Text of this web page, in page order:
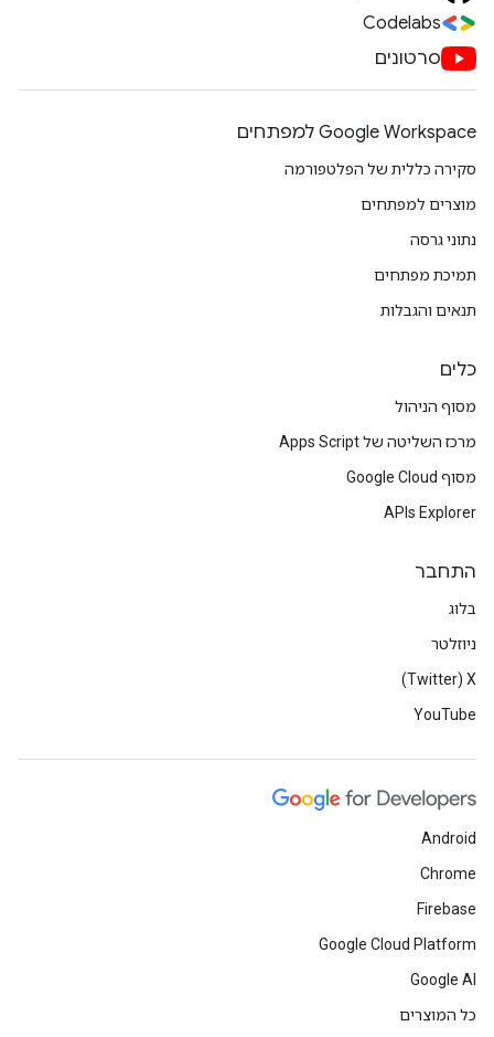
Codelabs
סרטונים
Google Workspace למפתחים
סקירה כללית של הפלטפורמה
מוצרים למפתחים
נתוני גרסה
תמיכת מפתחים
תנאים והגבלות
כלים
מסוף הניהול
מרכז השליטה של Apps Script
מסוף Google Cloud
APIs Explorer
התחבר
בלוג
ניוזלטר
X‏ (Twitter)
YouTube
Android
Chrome
Firebase
Google Cloud Platform
Google AI
כל המוצרים